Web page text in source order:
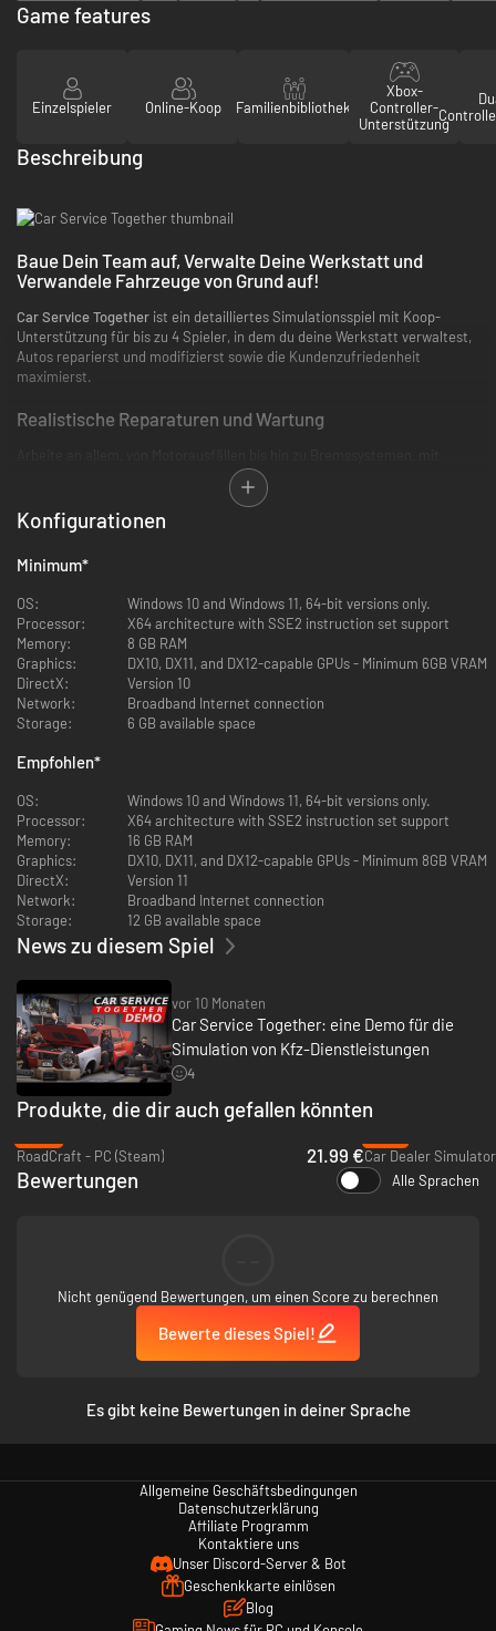
Game features
Einzelspieler Online-Koop Familienbibliothek
Xbox-
Controller-
Unterstützung
Beschreibung
Baue Dein Team auf, Verwalte Deine Werkstatt und
Verwandele Fahrzeuge von Grund auf!
Car Service Together ist ein detailliertes Simulationsspiel mit Koop-
Unterstützung für bis zu 4 Spieler, in dem du deine Werkstatt verwaltest,
Autos reparierst und modifizierst sowie die Kundenzufriedenheit
maximierst.
Realistische Reparaturen und Wartung
einem detaillierten Reparatursystem. Ersetze defekte Teile, demontiere
und remontiere Motoren und nutze fortschrittliche Ausrüstung, um Autos
wieder in Top-Zustand zu bringen.
Legendäre Modifikationen
installiere Hochleistungsfahrwerke und füge individuelle Auspuffanlagen
hinzu, um Fahrzeuge wirklich einzigartig zu machen.
Professionelle Lackierung und Individualisierung
Verwende Sprays und spezielle Beschichtungen, um Autos komplett zu
verwandeln. Erstelle atemberaubende Farbkombinationen und Muster
Detaillierte Autowäsche und Pflege
Reinige verschmutzte Fahrzeuge gründlich, poliere sie und bringe sie auf
Ausstellungsqualität. Biete erstklassigen Service, um die
Kundenzufriedenheit zu steigern.
Strategische Geschäftsführung
Verhandle mit Kunden, setze deine Preispolitik und treffe kluge
Dienstleistungen, indem du neue Ausrüstung erwirbst und qualifizierte
Mitarbeiter einstellst.
Testfahrten und Abschlusskontrollen
Mache Probefahrten mit reparierten oder modifizierten Autos. Beurteile
das Fahrverhalten, die Bremsleistung und die Beschleunigung, um
sicherzustellen, dass jedes Fahrzeug, das deine Werkstatt verlässt, in
Bestzustand ist.
Spiele Allein oder mit Deinem Team!
Legende in der Automobilwelt!
Konfigurationen
Minimum*
OS:
Windows 10 and Windows 11, 64-bit versions only.
Processor:
X64 architecture with SSE2 instruction set support
Memory:
8 GB RAM
Graphics:
DX10, DX11, and DX12-capable GPUs - Minimum 6GB VRAM
DirectX:
Version 10
Network:
Broadband Internet connection
Storage:
6 GB available space
Empfohlen*
OS:
Windows 10 and Windows 11, 64-bit versions only.
Processor:
X64 architecture with SSE2 instruction set support
Memory:
16 GB RAM
Graphics:
DX10, DX11, and DX12-capable GPUs - Minimum 8GB VRAM
DirectX:
Version 11
Network:
Broadband Internet connection
Storage:
12 GB available space
News zu diesem Spiel
vor 10 Monaten
Car Service Together: eine Demo für die
Simulation von Kfz-Dienstleistungen
4
Produkte, die dir auch gefallen könnten
RoadCraft - PC (Steam)
21.99 €Car Dealer
Bewertungen Alle Sprachen
Nicht genügend Bewertungen, um einen Score zu berechnen
Bewerte dieses Spiel!
Es gibt keine Bewertungen in deiner Sprache
Allgemeine Geschäftsbedingungen
Datenschutzerklärung
Affiliate Programm
Kontaktiere uns
Unser Discord-Server & Bot
Geschenkkarte einlösen
Blog